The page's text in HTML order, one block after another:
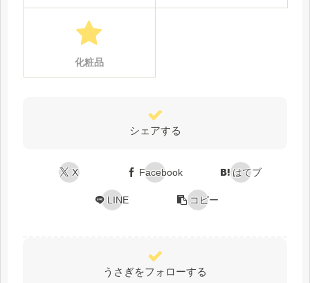
化粧品
シェアする
X Facebook はてブ
LINE コピー
うさぎをフォローする